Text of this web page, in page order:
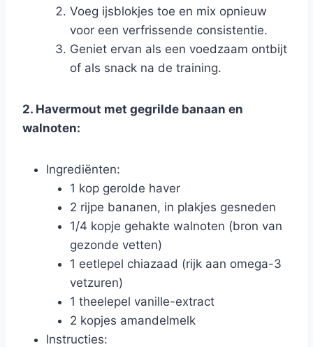
Voeg ijsblokjes toe en mix opnieuw
voor een verfrissende consistentie.
Geniet ervan als een voedzaam ontbijt
of als snack na de training.
2. Havermout met gegrilde banaan en
walnoten:
Ingrediënten:
1 kop gerolde haver
2 rijpe bananen, in plakjes gesneden
1/4 kopje gehakte walnoten (bron van
gezonde vetten)
1 eetlepel chiazaad (rijk aan omega-3
vetzuren)
1 theelepel vanille-extract
2 kopjes amandelmelk
Instructies: